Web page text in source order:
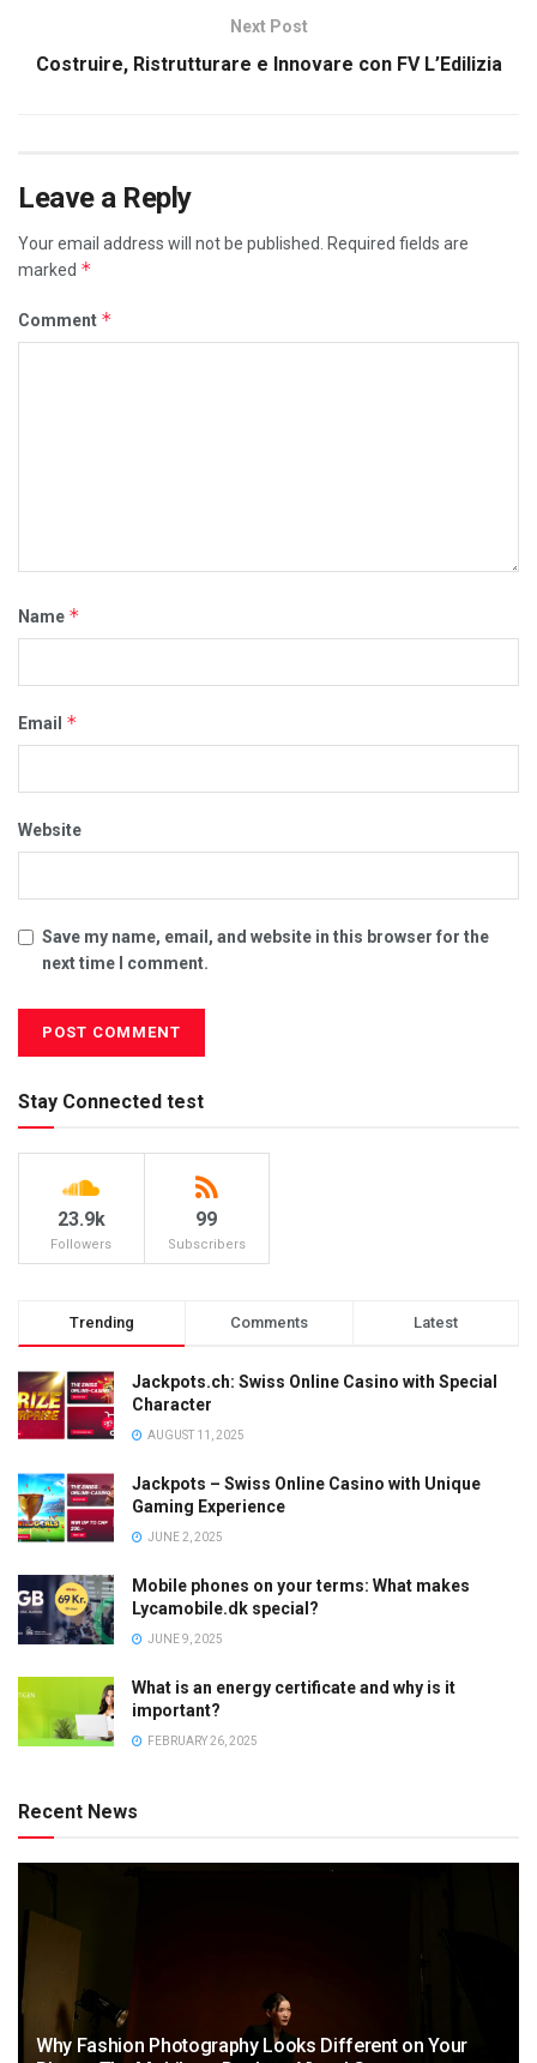
Next Post
Costruire, Ristrutturare e Innovare con FV L’Edilizia
Leave a Reply
Your email address will not be published. Required fields are
marked *
Comment *
Name *
Email *
Website
Save my name, email, and website in this browser for the
next time I comment.
Stay Connected test
23.9k
Followers
99
Subscribers
Trending Comments Latest
Jackpots.ch: Swiss Online Casino with Special
Character
AUGUST 11, 2025
Jackpots – Swiss Online Casino with Unique
Gaming Experience
JUNE 2, 2025
Mobile phones on your terms: What makes
Lycamobile.dk special?
JUNE 9, 2025
What is an energy certificate and why is it
important?
FEBRUARY 26, 2025
Recent News
Why Fashion Photography Looks Different on Your